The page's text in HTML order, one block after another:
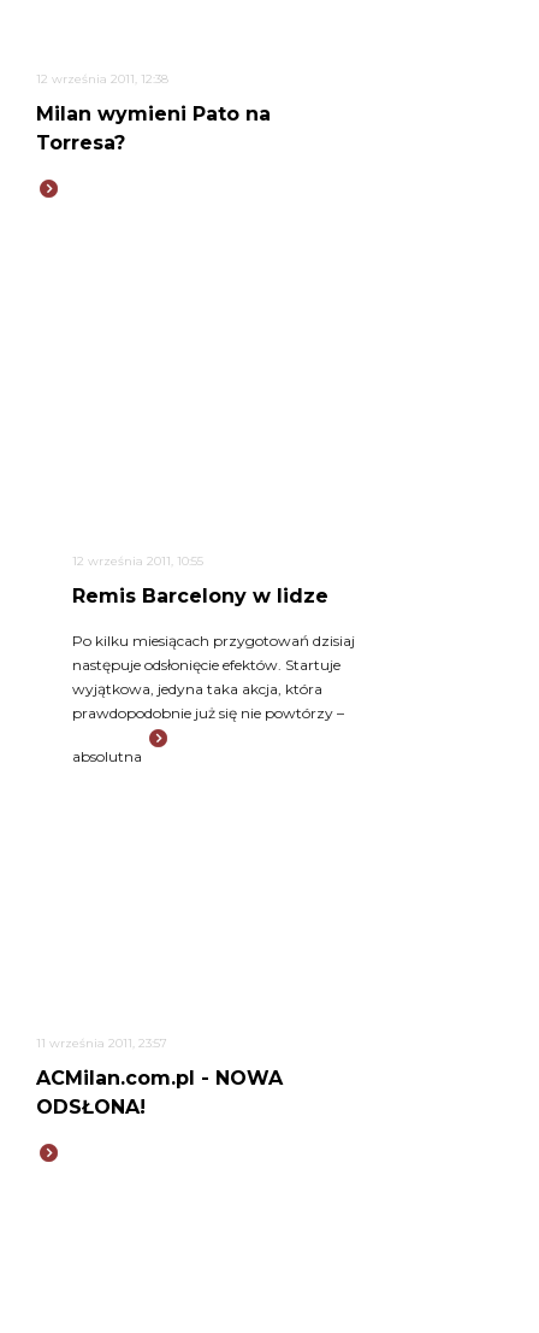
12 września 2011, 12:38
Milan wymieni Pato na
Torresa?
12 września 2011, 10:55
Remis Barcelony w lidze
Po kilku miesiącach przygotowań dzisiaj
następuje odsłonięcie efektów. Startuje
wyjątkowa, jedyna taka akcja, która
prawdopodobnie już się nie powtórzy –
absolutna
11 września 2011, 23:57
ACMilan.com.pl - NOWA
ODSŁONA!